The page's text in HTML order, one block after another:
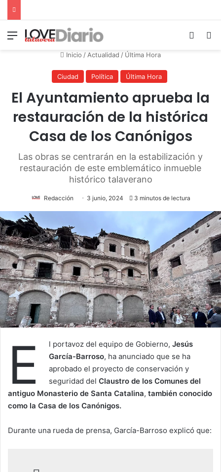
Menú
Inicio /Actualidad / Última Hora
Ciudad Política Última Hora
El Ayuntamiento aprueba la
restauración de la histórica
Casa de los Canónigos
Las obras se centrarán en la estabilización y
restauración de este emblemático inmueble
histórico talaverano
Redacción 3 junio, 2024 3 minutos de lectura
E l portavoz del equipo de Gobierno, Jesús
García-Barroso, ha anunciado que se ha
aprobado el proyecto de conservación y
seguridad del Claustro de los Comunes del
antiguo Monasterio de Santa Catalina, también conocido
como la Casa de los Canónigos.
Durante una rueda de prensa, García-Barroso explicó que: